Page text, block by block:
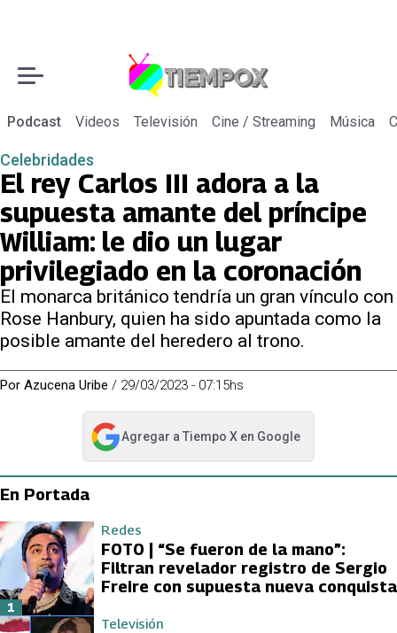
Podcast Videos Televisión Cine / Streaming Música
Celebridades
El rey Carlos III adora a la
supuesta amante del príncipe
William: le dio un lugar
privilegiado en la coronación
El monarca británico tendría un gran vínculo con
Rose Hanbury, quien ha sido apuntada como la
posible amante del heredero al trono.
Por Azucena Uribe / 29/03/2023 - 07:15hs
Agregar a Tiempo Xen Google
abre en nueva pestaña
En Portada
Redes
FOTO | “Se fueron de la mano”:
Filtran revelador registro de Sergio
Freire con supuesta nueva conquista
1
Televisión